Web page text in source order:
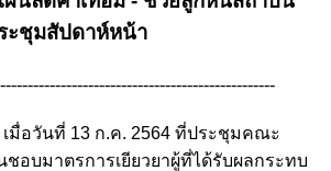
ะชุมสัปดาห์หน้า
เมื่อวันที่ 13 ก.ค. 2564 ที่ประชุมคณะ
ชอบมาตรการเยียวยาผู้ที่ได้รับผลกระทบ